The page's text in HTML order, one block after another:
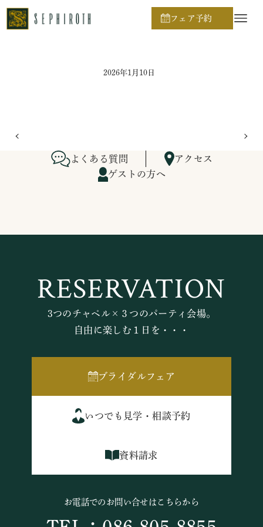
フェア予約
ホーム
2026年1月10日
よくある質問
アクセス
ゲストの方へ
RESERVATION
3つのチャペル×３つのパーティ会場。
自由に楽しむ１日を・・・
ブライダルフェア
いつでも見学・相談予約
資料請求
お電話でのお問い合せはこちらから